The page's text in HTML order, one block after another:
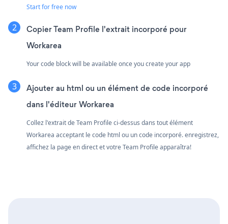
Start for free now
Copier Team Profile l'extrait incorporé pour
Workarea
Your code block will be available once you create your app
Ajouter au html ou un élément de code incorporé
dans l'éditeur Workarea
Collez l'extrait de Team Profile ci-dessus dans tout élément
Workarea acceptant le code html ou un code incorporé. enregistrez,
affichez la page en direct et votre Team Profile apparaîtra!